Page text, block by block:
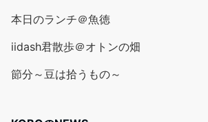
本日のランチ＠魚徳
iidash君散歩＠オトンの畑
節分～豆は拾うもの～